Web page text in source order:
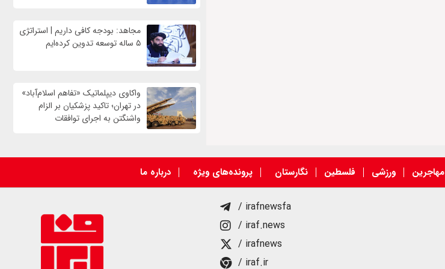
مجاهد: بودجه کافی داریم | استراتژی
۵ ساله توسعه تدوین کرده‌ایم
واکاوی دیپلماتیک «تفاهم اسلام‌آباد»
در تهران؛ تاکید پزشکیان بر الزام
واشنگتن به اجرای توافقات
مهاجرین ورزشی فلسطین نگارستان پرونده‌های ویژه درباره ما
/ irafnewsfa
/ iraf.news
/ irafnews
/ iraf.ir